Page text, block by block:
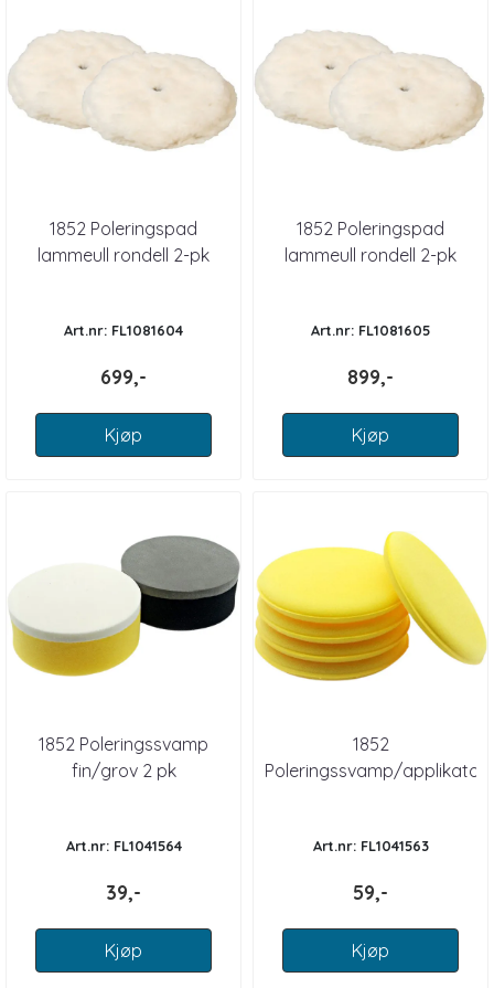
1852 Poleringspad
lammeull rondell 2-pk
Art.nr: FL1081604
699,-
Kjøp
1852 Poleringspad
lammeull rondell 2-pk
Art.nr: FL1081605
899,-
Kjøp
1852 Poleringssvamp
fin/grov 2 pk
Art.nr: FL1041564
39,-
Kjøp
1852
Poleringssvamp/applikator
Art.nr: FL1041563
59,-
Kjøp